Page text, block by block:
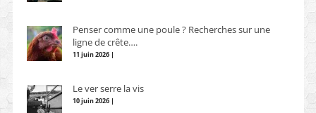
Penser comme une poule ? Recherches sur une
ligne de crête….
11 juin 2026 |
Le ver serre la vis
10 juin 2026 |